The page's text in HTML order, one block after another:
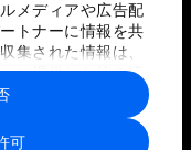
メディアや広告配
トナーに情報を共
集された情報は、
に提供した他の情
ビスを使用した際
合わされ、各パー
ることがありま
可